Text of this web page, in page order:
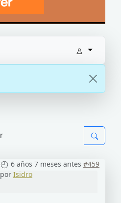
6 años 7 meses antes #459
por Isidro